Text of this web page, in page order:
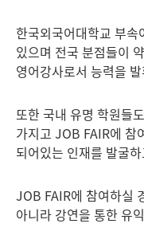
한국외국어대학교 부
있으며 전국 분점들이
영어강사로서 능력을
또한 국내 유명 학원들
가지고 JOB FAIR에 참
되어있는 인재를 발굴
JOB FAIR에 참여하실
아니라 강연을 통한 유